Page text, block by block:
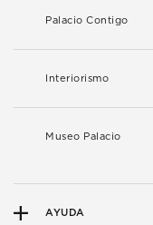
Palacio Contigo
Interiorismo
Museo Palacio
AYUDA